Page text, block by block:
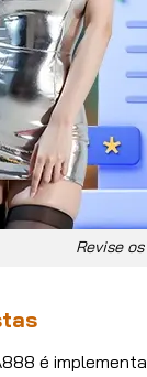
Revise
é